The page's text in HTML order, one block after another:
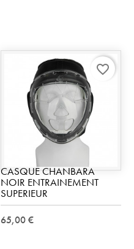
CASQUE CHANBARA
NOIR ENTRAINEMENT
SUPERIEUR
65,00 €
favorite_border